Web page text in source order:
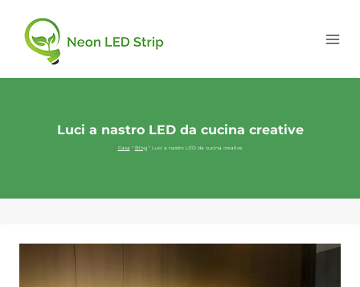
Luci a nastro LED da cucina creative
Casa " Blog" Luci a nastro LED da cucina creative